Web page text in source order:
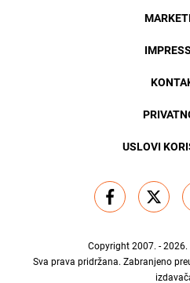
USLOVI
Copyright 2007. - 2026.
Sva prava pridržana. Zabranjeno